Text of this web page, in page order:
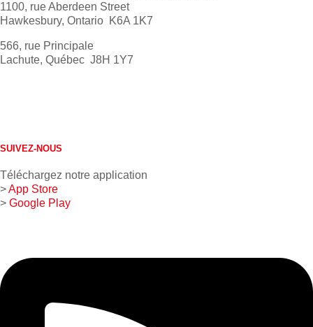
1100, rue Aberdeen Street
Hawkesbury, Ontario K6A 1K7
566, rue Principale
Lachute, Québec J8H 1Y7
SUIVEZ-NOUS
Téléchargez notre application
>App Store
> Google Play